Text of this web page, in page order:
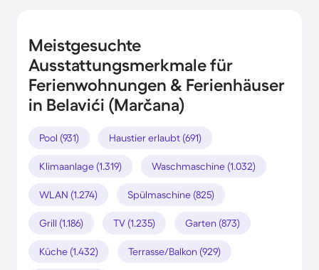
Meistgesuchte
Ausstattungsmerkmale für
Ferienwohnungen & Ferienhäuser
in Belavići (Marčana)
Pool (931) Haustier erlaubt (691)
Klimaanlage (1.319) Waschmaschine (1.032)
WLAN (1.274) Spülmaschine (825)
Grill (1.186) TV (1.235) Garten (873)
Küche (1.432) Terrasse/Balkon (929)